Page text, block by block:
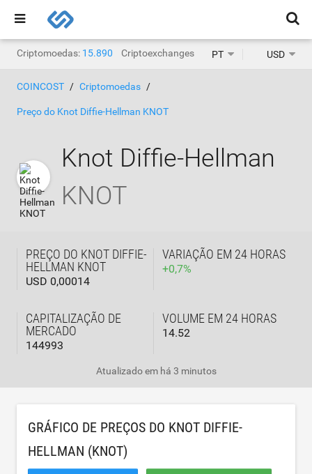
Criptomoedas: 15.890 Criptoexchanges: 1.468
PT USD
COINCOST Criptomoedas
Preço do Knot Diffie-Hellman KNOT
Knot Diffie-Hellman
KNOT
PREÇO DO KNOT DIFFIE-
HELLMAN KNOT
USD 0,00014
VARIAÇÃO EM 24 HORAS
+0,7%
CAPITALIZAÇÃO DE
MERCADO
144993
VOLUME EM 24 HORAS
14.52
Atualizado em há 3 minutos
GRÁFICO DE PREÇOS DO KNOT DIFFIE-
HELLMAN (KNOT)